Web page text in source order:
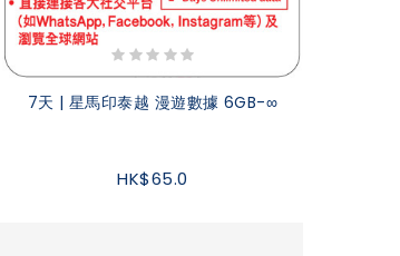
7天 | 星馬印泰越 漫遊數據 6GB-∞
HK$65.0